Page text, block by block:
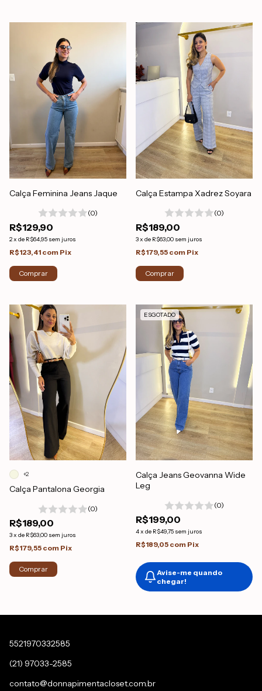
Calça Feminina Jeans Jaque
(0)
R$129,90
2x de R$64,95 sem juros
R$123,41 com Pix
Comprar
Calça Estampa Xadrez Soyara
(0)
R$189,00
3x de R$63,00 sem juros
R$179,55 com Pix
Comprar
Calça Pantalona Georgia
(0)
R$189,00
3x de R$63,00 sem juros
R$179,55 com Pix
+2
Comprar
ESGOTADO
Calça Jeans Geovanna Wide
Leg
(0)
R$199,00
4x de R$49,75 sem juros
R$189,05 com Pix
Avise-me quando
chegar!
5521970332585
(21) 97033-2585
contato@donnapimentacloset.com.br